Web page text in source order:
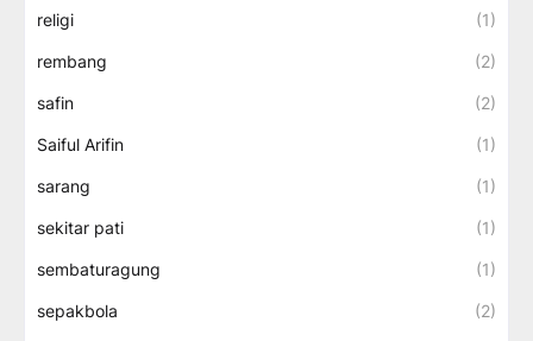
religi (1)
rembang (2)
safin (2)
Saiful Arifin (1)
sarang (1)
sekitar pati (1)
sembaturagung (1)
sepakbola (2)